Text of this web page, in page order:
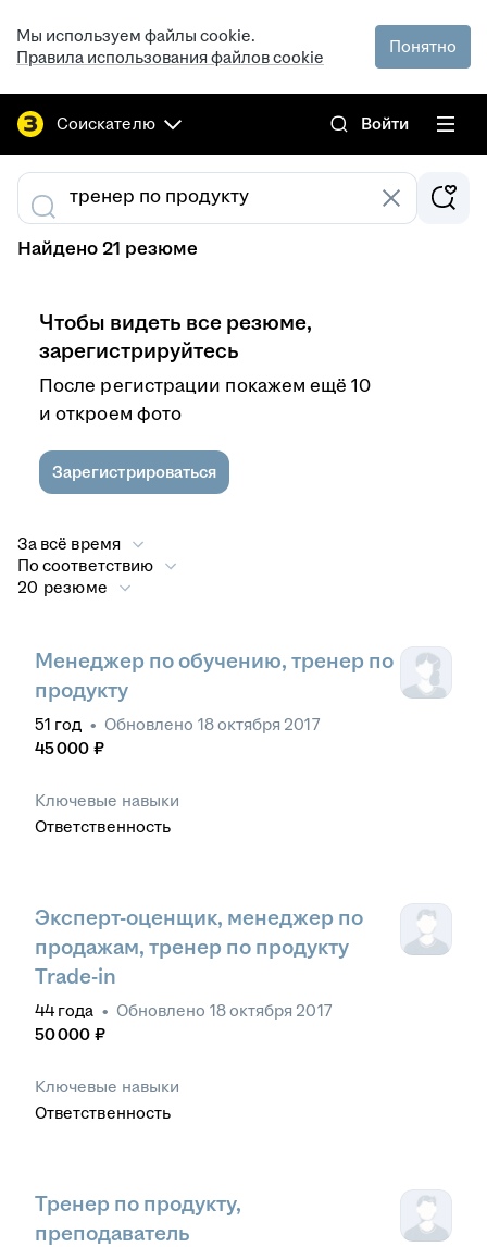
Мы используем файлы cookie.
Правила использования файлов cookie
Понятно
Соискателю Войти
Найдено 21 резюме
Чтобы видеть все резюме,
зарегистрируйтесь
После регистрации покажем ещё 10
и откроем фото
Зарегистрироваться
За всё время
По соответствию
20 резюме
Менеджер по обучению, тренер по
продукту
51 год • Обновлено 18 октября 2017
45 000 ₽
Ключевые навыки
Ответственность
Эксперт-оценщик, менеджер по
продажам, тренер по продукту
Trade-in
44 года • Обновлено 18 октября 2017
50 000 ₽
Ключевые навыки
Ответственность
Тренер по продукту,
преподаватель